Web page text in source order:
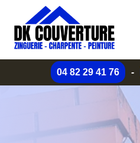
04 82 29 41 76 -